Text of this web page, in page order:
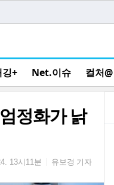
+ Net.이슈 컬처@
정화가 낡
13시11분 유보경 기자